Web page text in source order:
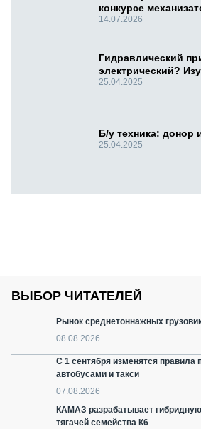
конкурсе
14.07.2026
Гидравлический
электрический?
25.04.2025
Б/у техника: донор
25.04.2025
ВЫБОР ЧИТАТЕЛЕЙ
Рынок среднетоннажных
08.08.2026
С 1 сентября изменятся правила
автобусами и такси
07.08.2026
КАМАЗ разрабатывает
тягачей семейства К6